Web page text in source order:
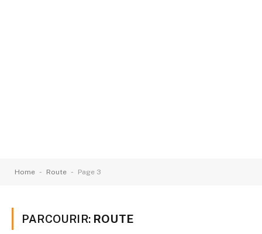
Home - Route - Page 3
PARCOURIR: ROUTE